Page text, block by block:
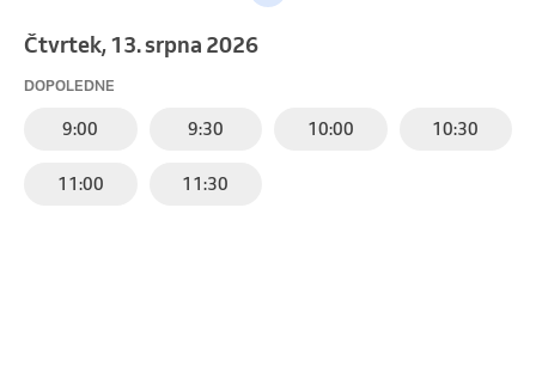
čtvrtek, 13. srpna 2026
DOPOLEDNE
9:00 9:30 10:00 10:30
11:00 11:30